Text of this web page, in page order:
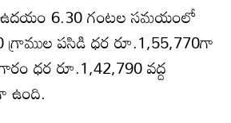
ఉదయం 6.30 గంటల సమయంలో
పసిడి ధర రూ.1,55,770గా
ధర రూ.1,42,790 వద్ద
ఉంది.